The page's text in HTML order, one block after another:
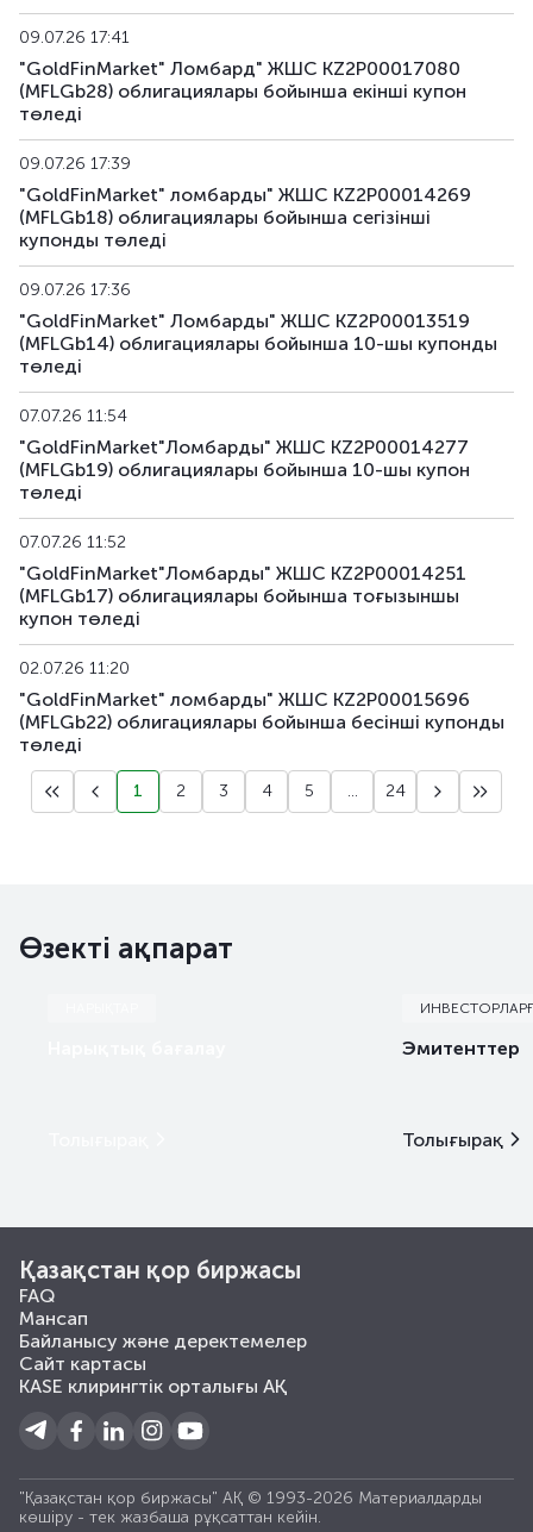
09.07.26 17:41
"GoldFinMarket" Ломбард" ЖШС KZ2P00017080
(MFLGb28) облигациялары бойынша екінші купон
төледі
09.07.26 17:39
"GoldFinMarket" ломбарды" ЖШС KZ2P00014269
(MFLGb18) облигациялары бойынша сегiзiншi
купонды төледі
09.07.26 17:36
"GoldFinMarket" Ломбарды" ЖШС KZ2P00013519
(MFLGb14) облигациялары бойынша 10-шы купонды
төледі
07.07.26 11:54
"GoldFinMarket"Ломбарды" ЖШС KZ2P00014277
(MFLGb19) облигациялары бойынша 10-шы купон
төледі
07.07.26 11:52
"GoldFinMarket"Ломбарды" ЖШС KZ2P00014251
(MFLGb17) облигациялары бойынша тоғызыншы
купон төледі
02.07.26 11:20
"GoldFinMarket" ломбарды" ЖШС KZ2P00015696
(MFLGb22) облигациялары бойынша бесiншi купонды
төледі
1 2 3 4 5 ... 24
Өзекті ақпарат
Эмитенттер
Толығырақ
Қазақстан қор биржасы
FAQ
Мансап
Байланысу және деректемелер
Сайт картасы
KASE клирингтік орталығы АҚ
"Қазақстан қор биржасы" АҚ © 1993-2026 Материалдарды
көшiру - тек жазбаша рұқсаттан кейiн.